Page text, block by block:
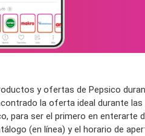
y ofertas de Pepsico
la oferta ideal durante las
para ser el primero en enterarte
(en línea) y el horario de